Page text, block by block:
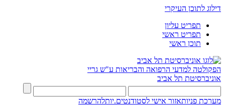
דילוג לתוכן העיקרי
תפריט עליון
תפריט ראשי
תוכן ראשי
הפקולטה למדעי הרפואה והבריאות ע"ש גריי
אוניברסיטת תל אביב
מערכת פניותאזור אישי לסטודנטים.יותלהרשמה